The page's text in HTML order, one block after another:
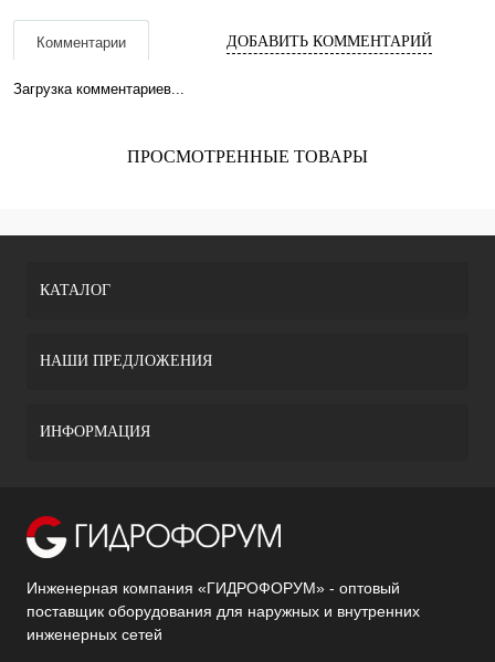
Комментарии ДОБАВИТЬ КОММЕНТАРИЙ
Загрузка комментариев...
ПРОСМОТРЕННЫЕ ТОВАРЫ
КАТАЛОГ
НАШИ ПРЕДЛОЖЕНИЯ
ИНФОРМАЦИЯ
Инженерная компания «ГИДРОФОРУМ» - оптовый
поставщик оборудования для наружных и внутренних
инженерных сетей